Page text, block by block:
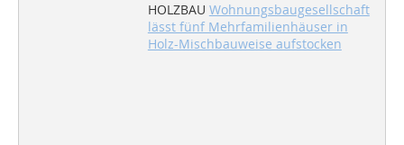
HOLZBAU Wohnungsbaugesellschaft
lässt fünf Mehrfamilienhäuser in
Holz-Mischbauweise aufstocken